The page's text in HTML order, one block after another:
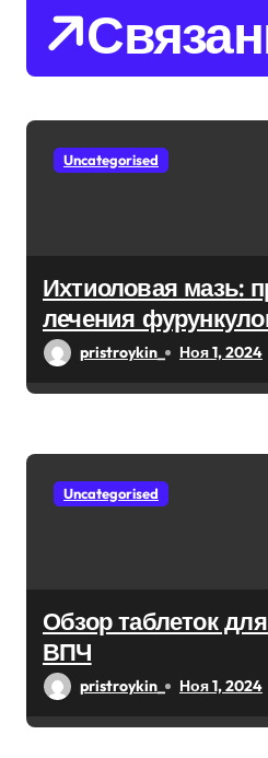
о
з
с
я
м
Uncategorised
Ихтиоловая мазь:
лечения
pristroykin_ Ноя 1, 2024
Uncategorised
Обзор таблеток
ВПЧ
pristroykin_ Ноя 1, 2024